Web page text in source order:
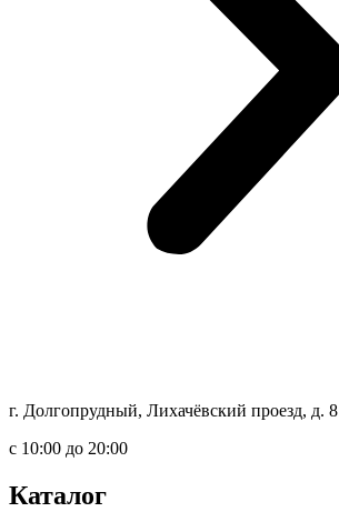
г. Долгопрудный, Лихачёвский проезд, д. 8
c 10:00 до 20:00
Каталог